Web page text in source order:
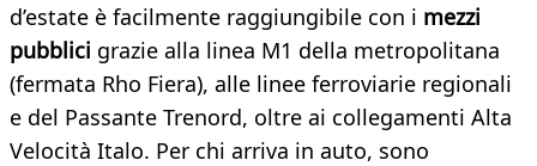
d’estate è facilmente raggiungibile con i mezzi
pubblici grazie alla linea M1 della metropolitana
(fermata Rho Fiera), alle linee ferroviarie regionali
e del Passante Trenord, oltre ai collegamenti Alta
Velocità Italo. Per chi arriva in auto, sono